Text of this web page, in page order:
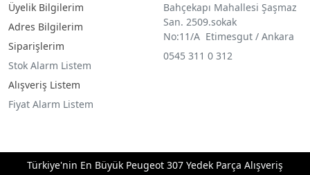
Üyelik Bilgilerim
Adres Bilgilerim
Siparişlerim
Stok Alarm Listem
Alışveriş Listem
Fiyat Alarm Listem
Bahçekapı Mahallesi Şaşmaz
San. 2509.sokak
No:11/A Etimesgut / Ankara
0545 311 0 312
Türkiye'nin En Büyük Peugeot 307 Yedek Parça Alışveriş